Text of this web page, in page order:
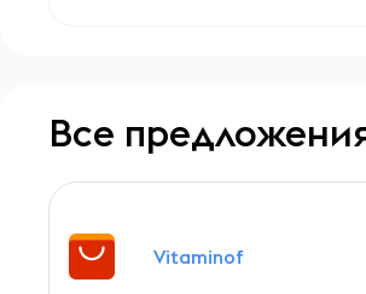
Все
Vitaminof